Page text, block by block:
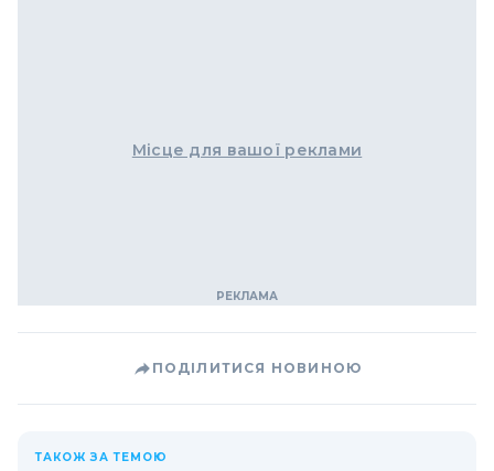
Місце для вашої реклами
ПОДІЛИТИСЯ НОВИНОЮ
ТАКОЖ ЗА ТЕМОЮ